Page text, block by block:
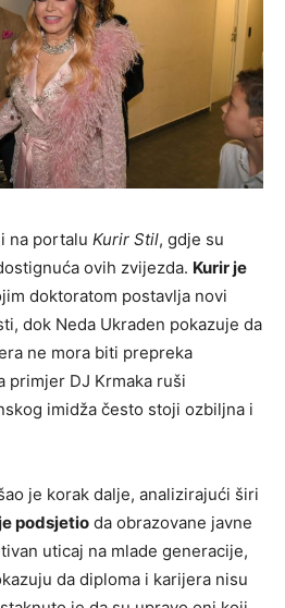
na portalu Kurir Stil, gdje su
ovih zvijezda. Kurir je
doktoratom postavlja novi
dok Neda Ukraden pokazuje da
ne mora biti prepreka
primjer DJ Krmaka ruši
imidža često stoji ozbiljna i
je korak dalje, analizirajući širi
podsjetio da obrazovane javne
uticaj na mlade generacije,
da diploma i karijera nisu